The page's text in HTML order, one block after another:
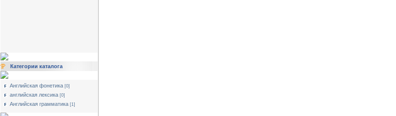
Категории каталога
Английская фонетика [0]
английская лексика [0]
Английская грамматика [1]